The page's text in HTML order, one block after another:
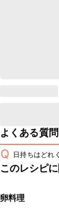
よくある質問
Q 日持ちはどれ
保存期間は
※日持ちは目安
このレシピ
卵料理